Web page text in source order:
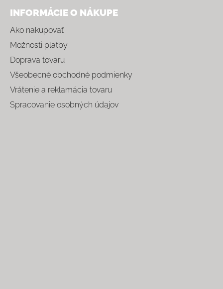
INFORMÁCIE O NÁKUPE
Ako nakupovať
Možnosti platby
Doprava tovaru
Všeobecné obchodné podmienky
Vrátenie a reklamácia tovaru
Spracovanie osobných údajov